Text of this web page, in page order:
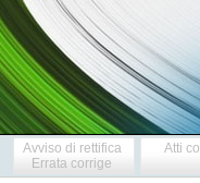
Avviso di rettifica
Errata corrige
Atti